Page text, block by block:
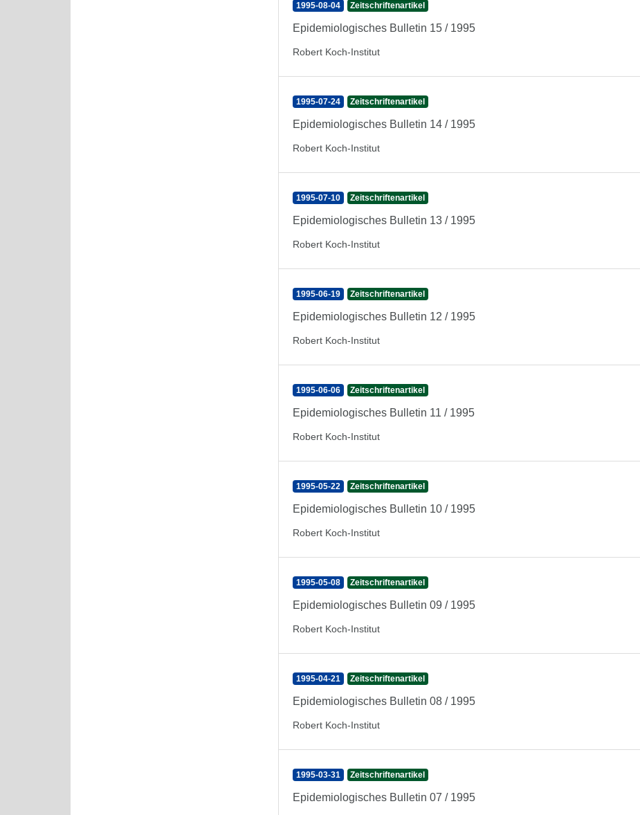
1995-08-04 Zeitschriftenartikel
Epidemiologisches Bulletin 15 / 1995
Robert Koch-Institut
1995-07-24 Zeitschriftenartikel
Epidemiologisches Bulletin 14 / 1995
Robert Koch-Institut
1995-07-10 Zeitschriftenartikel
Epidemiologisches Bulletin 13 / 1995
Robert Koch-Institut
1995-06-19 Zeitschriftenartikel
Epidemiologisches Bulletin 12 / 1995
Robert Koch-Institut
1995-06-06 Zeitschriftenartikel
Epidemiologisches Bulletin 11 / 1995
Robert Koch-Institut
1995-05-22 Zeitschriftenartikel
Epidemiologisches Bulletin 10 / 1995
Robert Koch-Institut
1995-05-08 Zeitschriftenartikel
Epidemiologisches Bulletin 09 / 1995
Robert Koch-Institut
1995-04-21 Zeitschriftenartikel
Epidemiologisches Bulletin 08 / 1995
Robert Koch-Institut
1995-03-31 Zeitschriftenartikel
Epidemiologisches Bulletin 07 / 1995